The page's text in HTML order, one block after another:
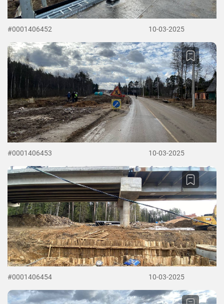
#0001406452 10-03-2025
#0001406453 10-03-2025
#0001406454 10-03-2025